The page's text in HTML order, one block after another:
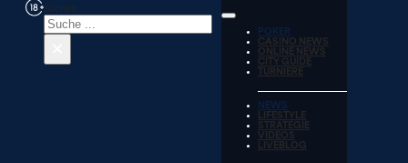
POKER
CASINO NEWS
ONLINE NEWS
CITY GUIDE
TURNIERE
NEWS
LIFESTYLE
STRATEGIE
VIDEOS
LIVEBLOG